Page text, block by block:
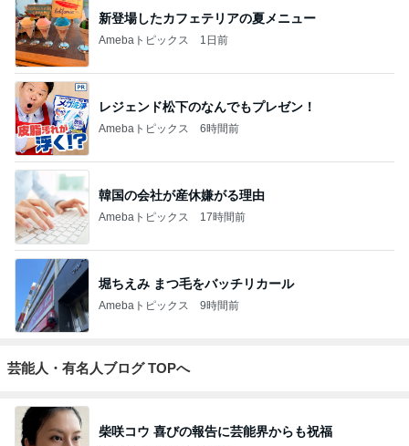
新登場したカフェテリアの夏メニュー
Amebaトピックス 1日前
レジェンド松下のなんでもプレゼン！
Amebaトピックス 6時間前
韓国の会社が産休嫌がる理由
Amebaトピックス 17時間前
堀ちえみ まつ毛をバッチリカール
Amebaトピックス 9時間前
芸能人・有名人ブログ TOPへ
柴咲コウ 喜びの報告に芸能界からも祝福